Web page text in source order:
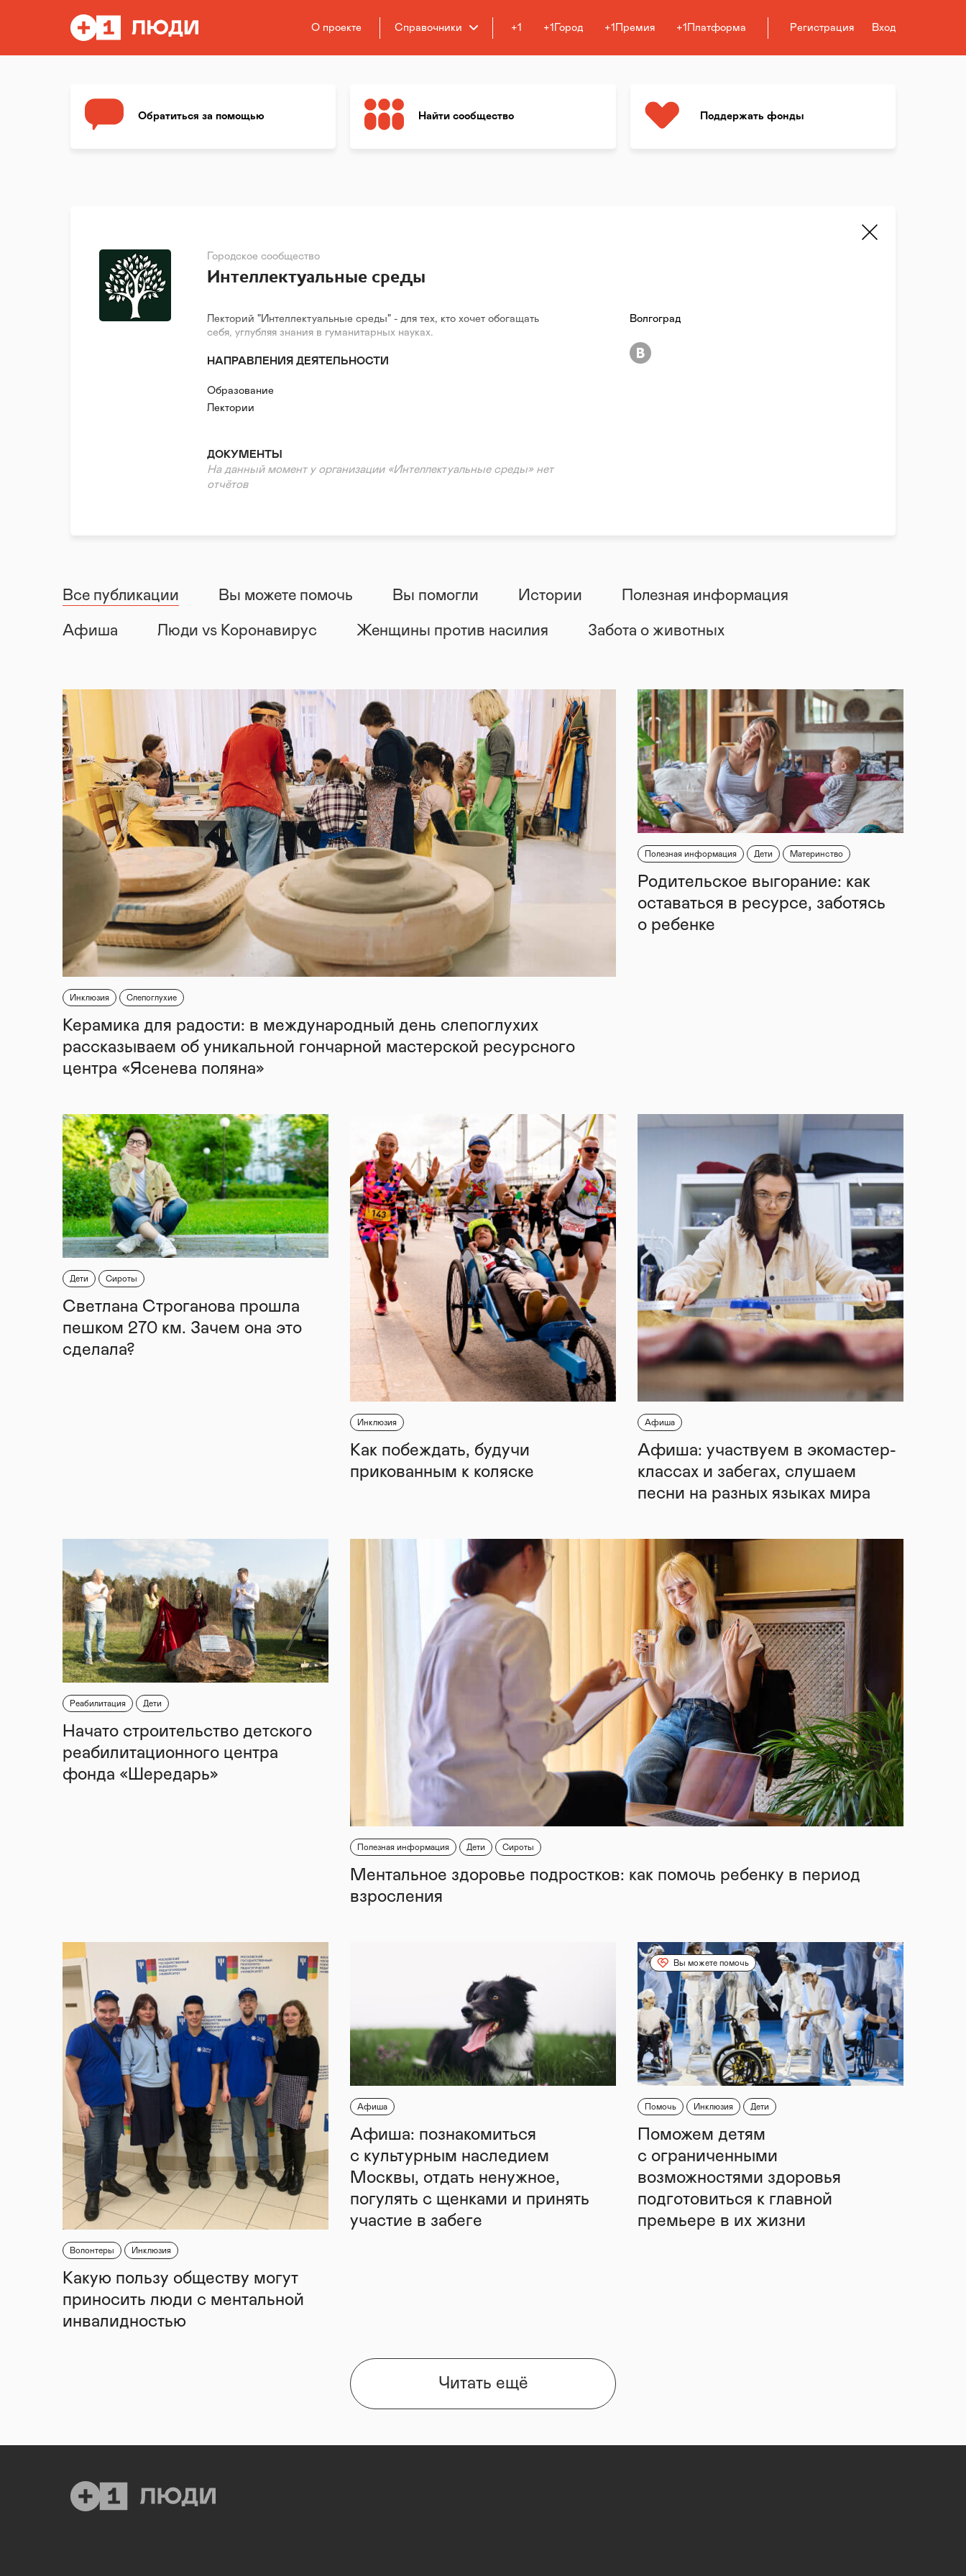
О проекте Справочники +1 +1Город +1Премия +1Платформа Регистрация Вход
Обратиться за помощью Найти сообщество Поддержать фонды
Городское сообщество
Интеллектуальные среды
Лекторий "Интеллектуальные среды" - для тех, кто хочет обогащать
себя, углубляя знания в гуманитарных науках.
НАПРАВЛЕНИЯ ДЕЯТЕЛЬНОСТИ
Образование
Лектории
ДОКУМЕНТЫ
На данный момент у организации «Интеллектуальные среды» нет
отчётов
Волгоград
Все публикации Вы можете помочь Вы помогли Истории Полезная информация
Афиша Люди vs Коронавирус Женщины против насилия Забота о животных
Инклюзия Слепоглухие
Керамика для радости: в международный день слепоглухих
рассказываем об уникальной гончарной мастерской ресурсного
центра «Ясенева поляна»
Полезная информация Дети Материнство
Родительское выгорание: как
оставаться в ресурсе, заботясь
о ребенке
Дети Сироты
Светлана Строганова прошла
пешком 270 км. Зачем она это
сделала?
Инклюзия
Как побеждать, будучи
прикованным к коляске
Афиша
Афиша: участвуем в экомастер-
классах и забегах, слушаем
песни на разных языках мира
Реабилитация Дети
Начато строительство детского
реабилитационного центра
фонда «Шередарь»
Полезная информация Дети Сироты
Ментальное здоровье подростков: как помочь ребенку в период
взросления
Волонтеры Инклюзия
Какую пользу обществу могут
приносить люди с ментальной
инвалидностью
Афиша
Афиша: познакомиться
с культурным наследием
Москвы, отдать ненужное,
погулять с щенками и принять
участие в забеге
Вы можете помочь
Помочь Инклюзия Дети
Поможем детям
с ограниченными
возможностями здоровья
подготовиться к главной
премьере в их жизни
Читать ещё